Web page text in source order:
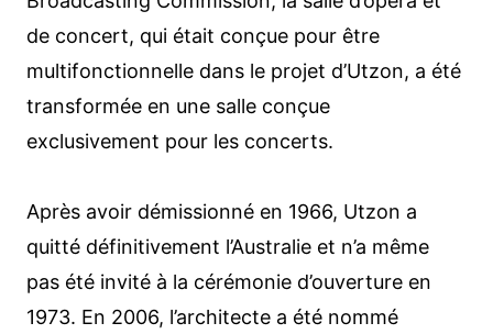
de concert, qui était conçue pour être
multifonctionnelle dans le projet d’Utzon, a été
transformée en une salle conçue
exclusivement pour les concerts.
Après avoir démissionné en 1966, Utzon a
quitté définitivement l’Australie et n’a même
pas été invité à la cérémonie d’ouverture en
1973. En 2006, l’architecte a été nommé